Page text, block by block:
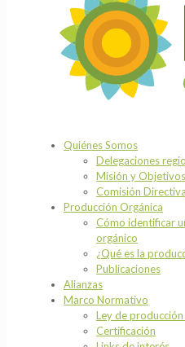
Quiénes Somos
Delegaciones
Misión y Objetivos
Comisión Directiva
Producción Orgánica
Cómo identificar
orgánico
¿Qué es la
Publicaciones
Alianzas
Marco Normativo
Ley de
Certificación